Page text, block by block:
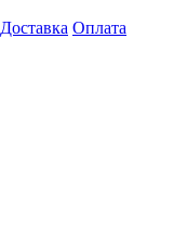
Доставка Оплата